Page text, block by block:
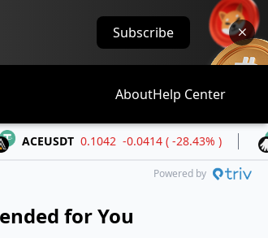
Subscribe
AboutHelp Center
0.1042 -0.0414 ( -28.43% )
Powered by
for You